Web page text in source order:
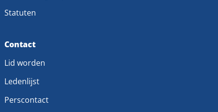
Statuten
Contact
Lid worden
Ledenlijst
Perscontact